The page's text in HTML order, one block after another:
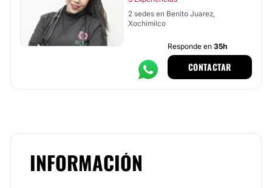
2 sedes en Benito Juarez,
Xochimilco
Responde en 35h
CONTACTAR
INFORMACIÓN